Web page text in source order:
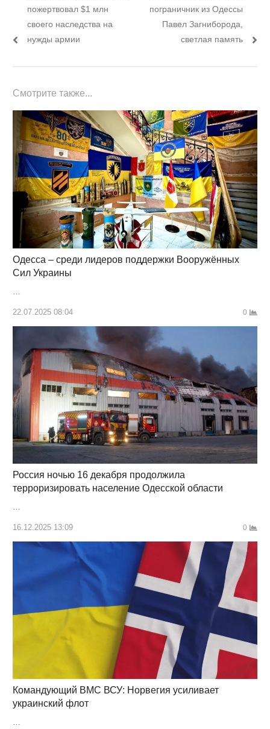
записям
пост:
пожертвовал $1 млн
своего наследства на
нужды армии
пост:
пограничник из Одессы
Павел Загниборода,
светлая память
Смотрите также...
Одесса – среди лидеров поддержки Вооружённых
Сил Украины
22.07.2025 08:04 0
Россия ночью 16 декабря продолжила
терроризировать население Одесской области
…
16.12.2025 13:09 0
Командующий ВМС ВСУ: Норвегия усиливает
украинский флот
…